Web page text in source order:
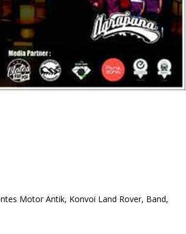
Motor Antik, Konvoi Land Rover, Band,